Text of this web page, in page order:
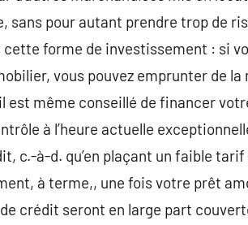
pour autant prendre trop de
forme de investissement : si
vous pouvez emprunter de la
même conseillé de financer
à l’heure actuelle
c.-à-d. qu’en plaçant un faible
à terme,, une fois votre prêt
crédit seront en large part